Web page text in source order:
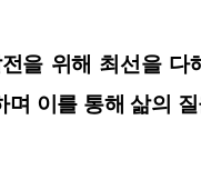
을 위해 최선을
이를 통해 삶의